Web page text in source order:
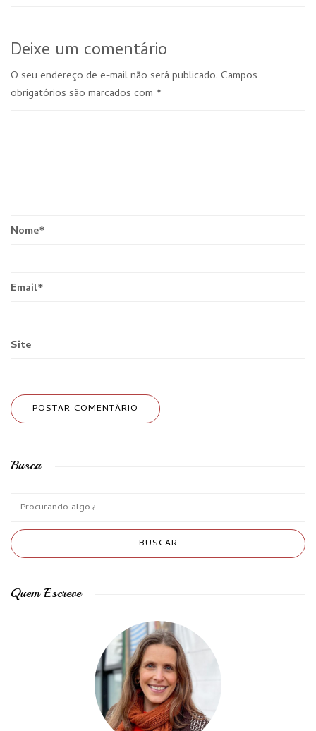
Deixe um comentário
O seu endereço de e-mail não será publicado. Campos
obrigatórios são marcados com *
Nome*
Email*
Site
Busca
Quem Escreve